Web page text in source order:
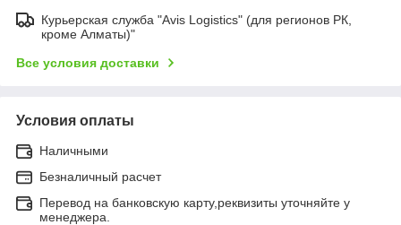
Курьерская служба "Avis Logistics" (для регионов РК,
кроме Алматы)"
Все условия доставки
Условия оплаты
Наличными
Безналичный расчет
Перевод на банковскую карту,реквизиты уточняйте у
менеджера.